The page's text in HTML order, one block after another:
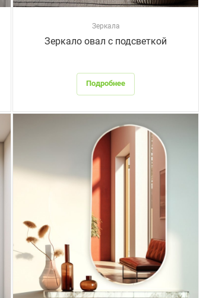
Зеркала
Зеркало овал с подсветкой
Подробнее